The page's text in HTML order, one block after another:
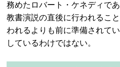
務めたロバート・ケネディで
教書演説の直後に行われるこ
われるよりも前に準備されて
しているわけではない。